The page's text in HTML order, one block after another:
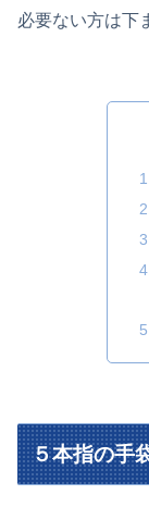
必要ない方は下
５本指の手